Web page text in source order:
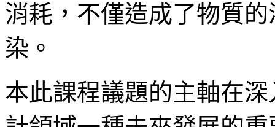
消耗，不僅造成了物質
染。
本此課程議題的主軸在